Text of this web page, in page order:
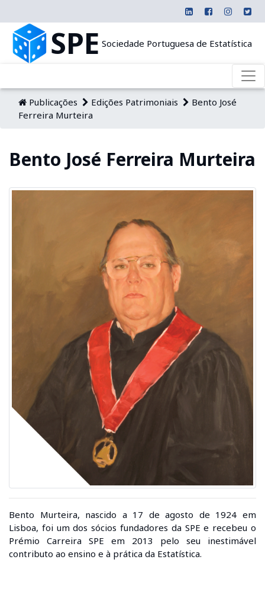
SPE Sociedade Portuguesa de Estatística
Publicações Edições Patrimoniais
Bento José
Ferreira Murteira
Bento José Ferreira Murteira
Bento Murteira, nascido a 17 de agosto de 1924 em
Lisboa, foi um dos sócios fundadores da SPE e recebeu o
Prémio Carreira SPE em 2013 pelo seu inestimável
contributo ao ensino e à prática da Estatística.